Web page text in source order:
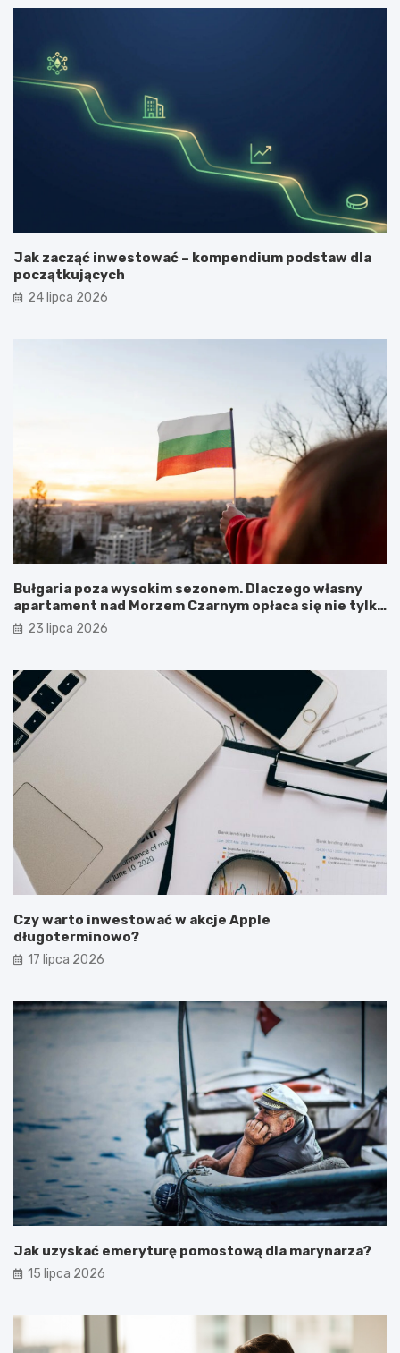
Jak zacząć inwestować – kompendium podstaw dla
początkujących
24 lipca 2026
Bułgaria poza wysokim sezonem. Dlaczego własny
apartament nad Morzem Czarnym opłaca się nie tylko
latem?
23 lipca 2026
Czy warto inwestować w akcje Apple
długoterminowo?
17 lipca 2026
Jak uzyskać emeryturę pomostową dla marynarza?
15 lipca 2026